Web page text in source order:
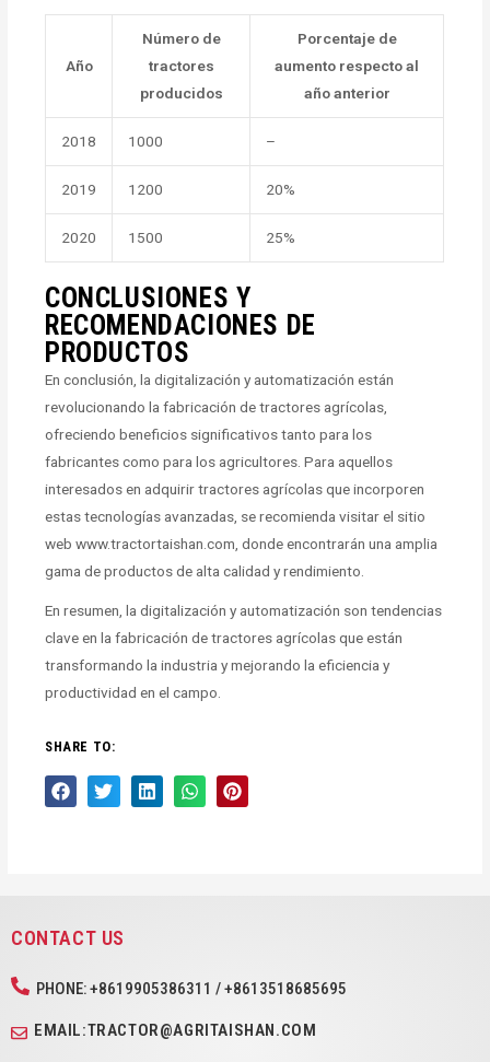
Año
Número de
tractores
producidos
Porcentaje de
aumento respecto al
año anterior
2018 1000 –
2019 1200 20%
2020 1500 25%
CONCLUSIONES Y
RECOMENDACIONES DE
PRODUCTOS
En conclusión, la digitalización y automatización están
revolucionando la fabricación de tractores agrícolas,
ofreciendo beneficios significativos tanto para los
fabricantes como para los agricultores. Para aquellos
interesados en adquirir tractores agrícolas que incorporen
estas tecnologías avanzadas, se recomienda visitar el sitio
web www.tractortaishan.com, donde encontrarán una amplia
gama de productos de alta calidad y rendimiento.
En resumen, la digitalización y automatización son tendencias
clave en la fabricación de tractores agrícolas que están
transformando la industria y mejorando la eficiencia y
productividad en el campo.
SHARE TO:
CONTACT US
PHONE: +8619905386311 / +8613518685695
EMAIL:TRACTOR@AGRITAISHAN.COM